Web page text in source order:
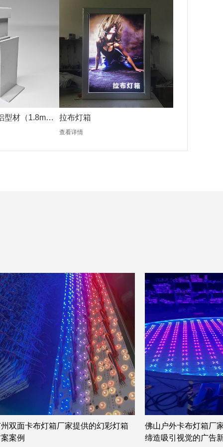
型材（1.8mm 拉布灯箱
查看详情
户外卡布灯箱厂家推出幻彩灯箱，
吸引视觉的广告新体验
广州订做卡布灯箱厂
告公司完美呈现